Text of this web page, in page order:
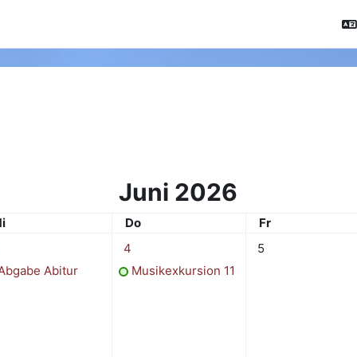
Juni 2026
Donnerstag
Do Freitag
Fr
Mittwoch, 3. Juni
Abitur
1 Termin, Donnerstag, 4. Juni
4
Musikexkursion 11
Keine Termine,
5